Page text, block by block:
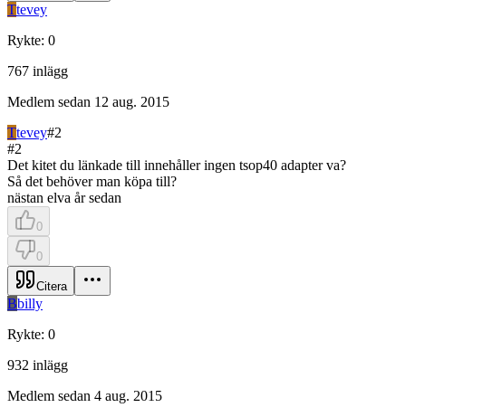
Ttevey
Rykte: 0
767 inlägg
Medlem sedan 12 aug. 2015
Ttevey#2
#2
Det kitet du länkade till innehåller ingen tsop40 adapter va?
Så det behöver man köpa till?
nästan elva år sedan
0
0
Citera
Bbilly
Rykte: 0
932 inlägg
Medlem sedan 4 aug. 2015